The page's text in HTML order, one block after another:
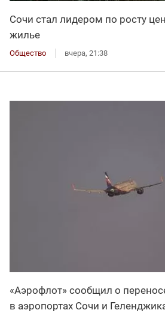
Сочи стал лидером по росту
жилье
Общество вчера, 21:38
«Аэрофлот» сообщил о
в аэропортах Сочи и